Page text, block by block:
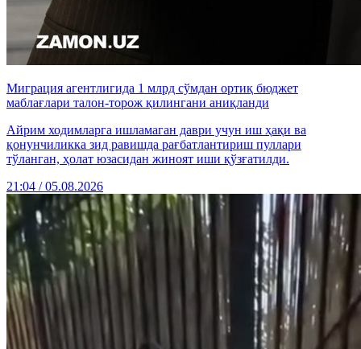
Миграция агентлигида 1 млрд сўмдан ортиқ бюджет
маблағлари талон-торож қилингани аниқланди
Айрим ходимларга ишламаган даври учун иш ҳақи ва
қонунчиликка зид равишда рағбатлантириш пуллари
тўланган, ҳолат юзасидан жиноят иши қўзғатилди.
21:04 / 05.08.2026